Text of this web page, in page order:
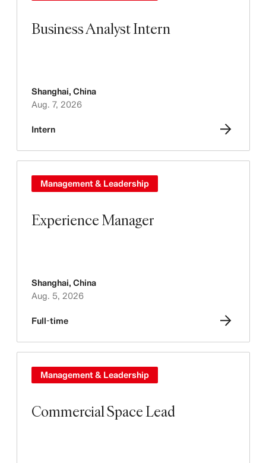
Business Analyst Intern
Shanghai, China
Aug. 7, 2026
Intern
Experience Manager
Management & Leadership
Shanghai, China
Aug. 5, 2026
Full-time
Commercial Space Lead
Management & Leadership